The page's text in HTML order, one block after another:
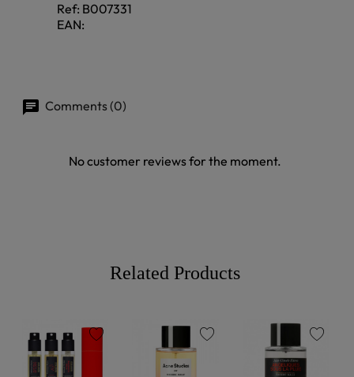
Ref: B007331
EAN:
Comments (0)
No customer reviews for the moment.
Related Products